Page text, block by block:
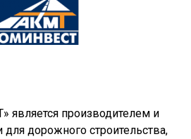
является производителем и
дорожного строительства,